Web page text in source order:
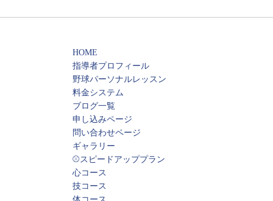
HOME
指導者プロフィール
野球パーソナルレッスン
料金システム
ブログ一覧
申し込みページ
問い合わせページ
ギャラリー
⚾️スピードアッププラン
心コース
技コース